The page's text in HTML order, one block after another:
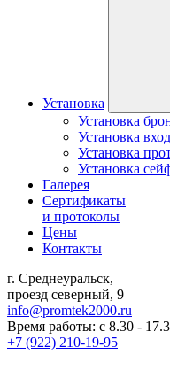
Установка
Установка
Установка
Установка
Установка
Галерея
Сертификаты
и протоколы
Цены
Контакты
г. Среднеуральск,
проезд северный, 9
info@promtek2000.ru
Время работы: с 8.30 -
+7 (922) 210-19-95